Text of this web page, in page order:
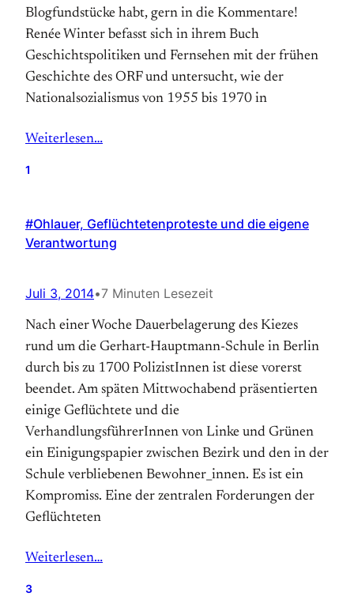
Blogfundstücke habt, gern in die Kommentare!
Renée Winter befasst sich in ihrem Buch
Geschichtspolitiken und Fernsehen mit der frühen
Geschichte des ORF und untersucht, wie der
Nationalsozialismus von 1955 bis 1970 in
Weiterlesen…
1
#Ohlauer, Geflüchtetenproteste und die eigene
Verantwortung
Juli 3, 2014•7 Minuten Lesezeit
Nach einer Woche Dauerbelagerung des Kiezes
rund um die Gerhart-Hauptmann-Schule in Berlin
durch bis zu 1700 PolizistInnen ist diese vorerst
beendet. Am späten Mittwochabend präsentierten
einige Geflüchtete und die
VerhandlungsführerInnen von Linke und Grünen
ein Einigungspapier zwischen Bezirk und den in der
Schule verbliebenen Bewohner_innen. Es ist ein
Kompromiss. Eine der zentralen Forderungen der
Geflüchteten
Weiterlesen…
3